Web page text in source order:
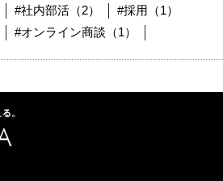
#社内部活（2）
#採用（1）
#オンライン商談（1）